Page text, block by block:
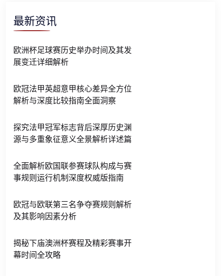
最新资讯
欧洲杯足球赛历史举办时间及其发
展变迁详细解析
欧冠法甲英超意甲核心差异全方位
解析与深度比较指南全面洞察
探究法甲冠军标志背后深厚历史渊
源与多重象征意义全景解析详述篇
全面解析欧国联参赛球队构成与赛
事规则运行机制深度权威版指南
欧冠与欧联第三名争夺赛规则解析
及其影响因素分析
揭秘下庙澳洲杯赛程及精彩赛事开
幕时间全攻略